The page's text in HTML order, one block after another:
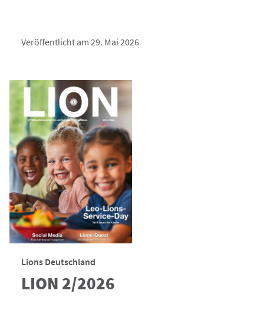
Veröffentlicht am 29. Mai 2026
Lions Deutschland
LION 2/2026